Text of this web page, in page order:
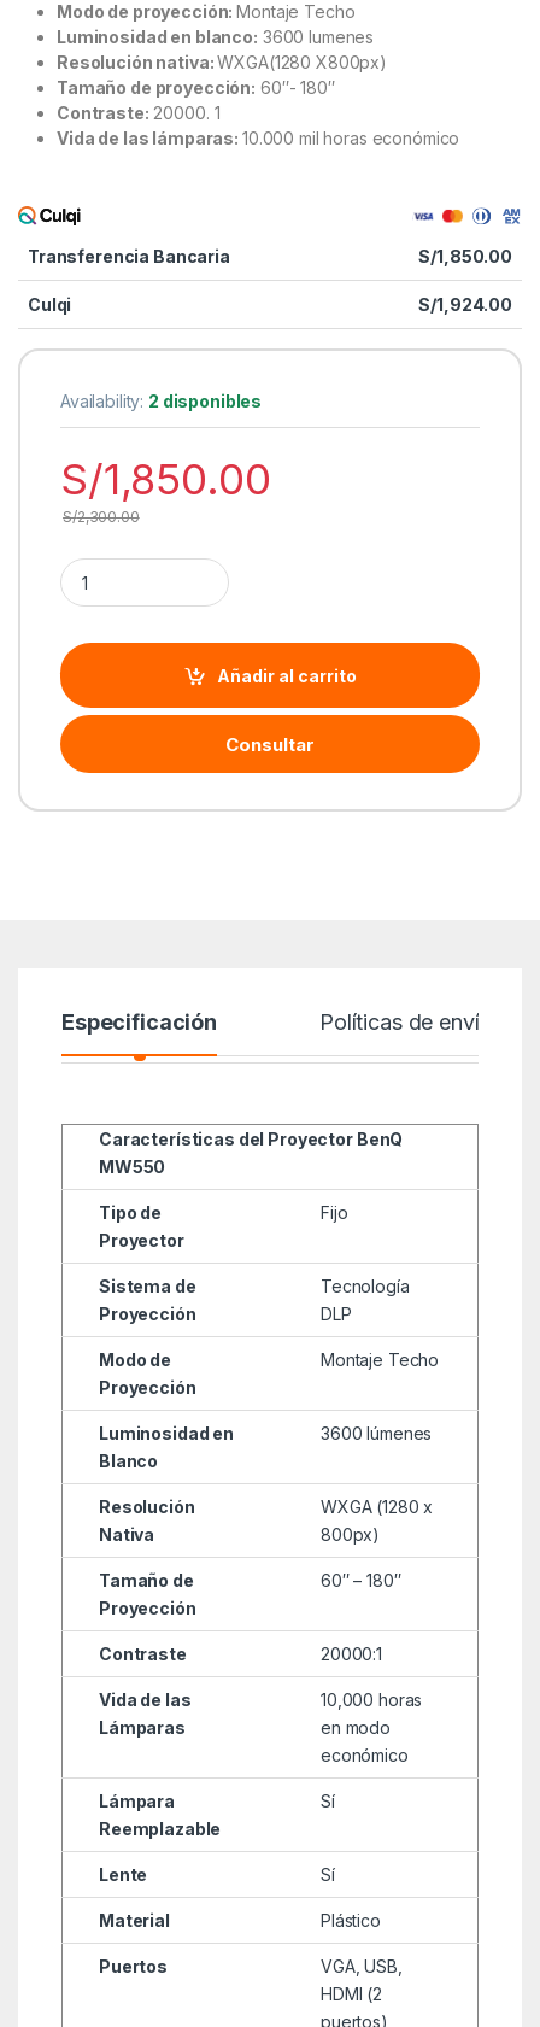
Modo de proyección:Montaje Techo
Luminosidad en blanco: 3600 lumenes
Resolución nativa:WXGA(1280 X800px)
Tamaño de proyección: 60″- 180″
Contraste: 20000. 1
Vida de las lámparas: 10.000 mil horas económico
Transferencia Bancaria S/1,850.00
Culqi S/1,924.00
Availability: 2 disponibles
S/1,850.00
S/2,300.00
Cantidad Proyector BenQ MW550, 3600 Ansi Lúmenes,
Añadir al carrito
Consultar
Especificación Políticas de envío
Características del Proyector BenQ
MW550
Tipo de
Proyector
Fijo
Sistema de
Proyección
Tecnología
DLP
Modo de
Proyección
Montaje Techo
Luminosidad en
Blanco
3600 lúmenes
Resolución
Nativa
WXGA (1280 x
800px)
Tamaño de
Proyección
60″ – 180″
Contraste 20000:1
Vida de las
Lámparas
10,000 horas
en modo
económico
Lámpara
Reemplazable
Sí
Lente Sí
Material Plástico
Puertos
VGA, USB,
HDMI (2
puertos)